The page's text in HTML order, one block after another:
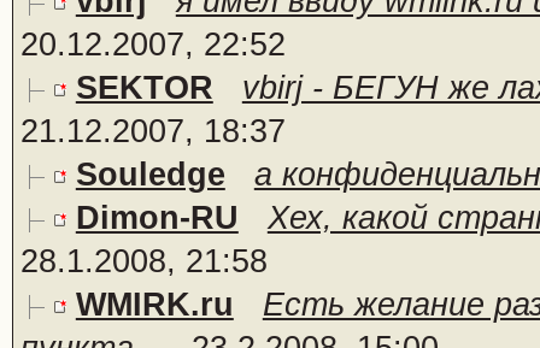
20.12.2007, 22:52
SEKTOR
vbirj - БЕГУН же
21.12.2007, 18:37
Souledge
а
Dimon-RU
Хех, какой
28.1.2008, 21:58
WMIRK.ru
Есть желание